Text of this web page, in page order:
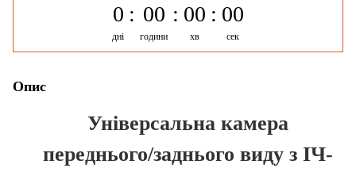
0
дні
00
години
00
хв
00
сек
Опис
Універсальна камера
переднього/заднього виду з ІЧ-